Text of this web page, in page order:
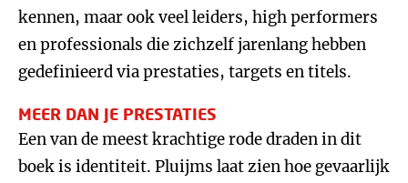
kennen, maar ook veel leiders, high performers
en professionals die zichzelf jarenlang hebben
gedefinieerd via prestaties, targets en titels.
MEER DAN JE PRESTATIES
Een van de meest krachtige rode draden in dit
boek is identiteit. Pluijms laat zien hoe gevaarlijk